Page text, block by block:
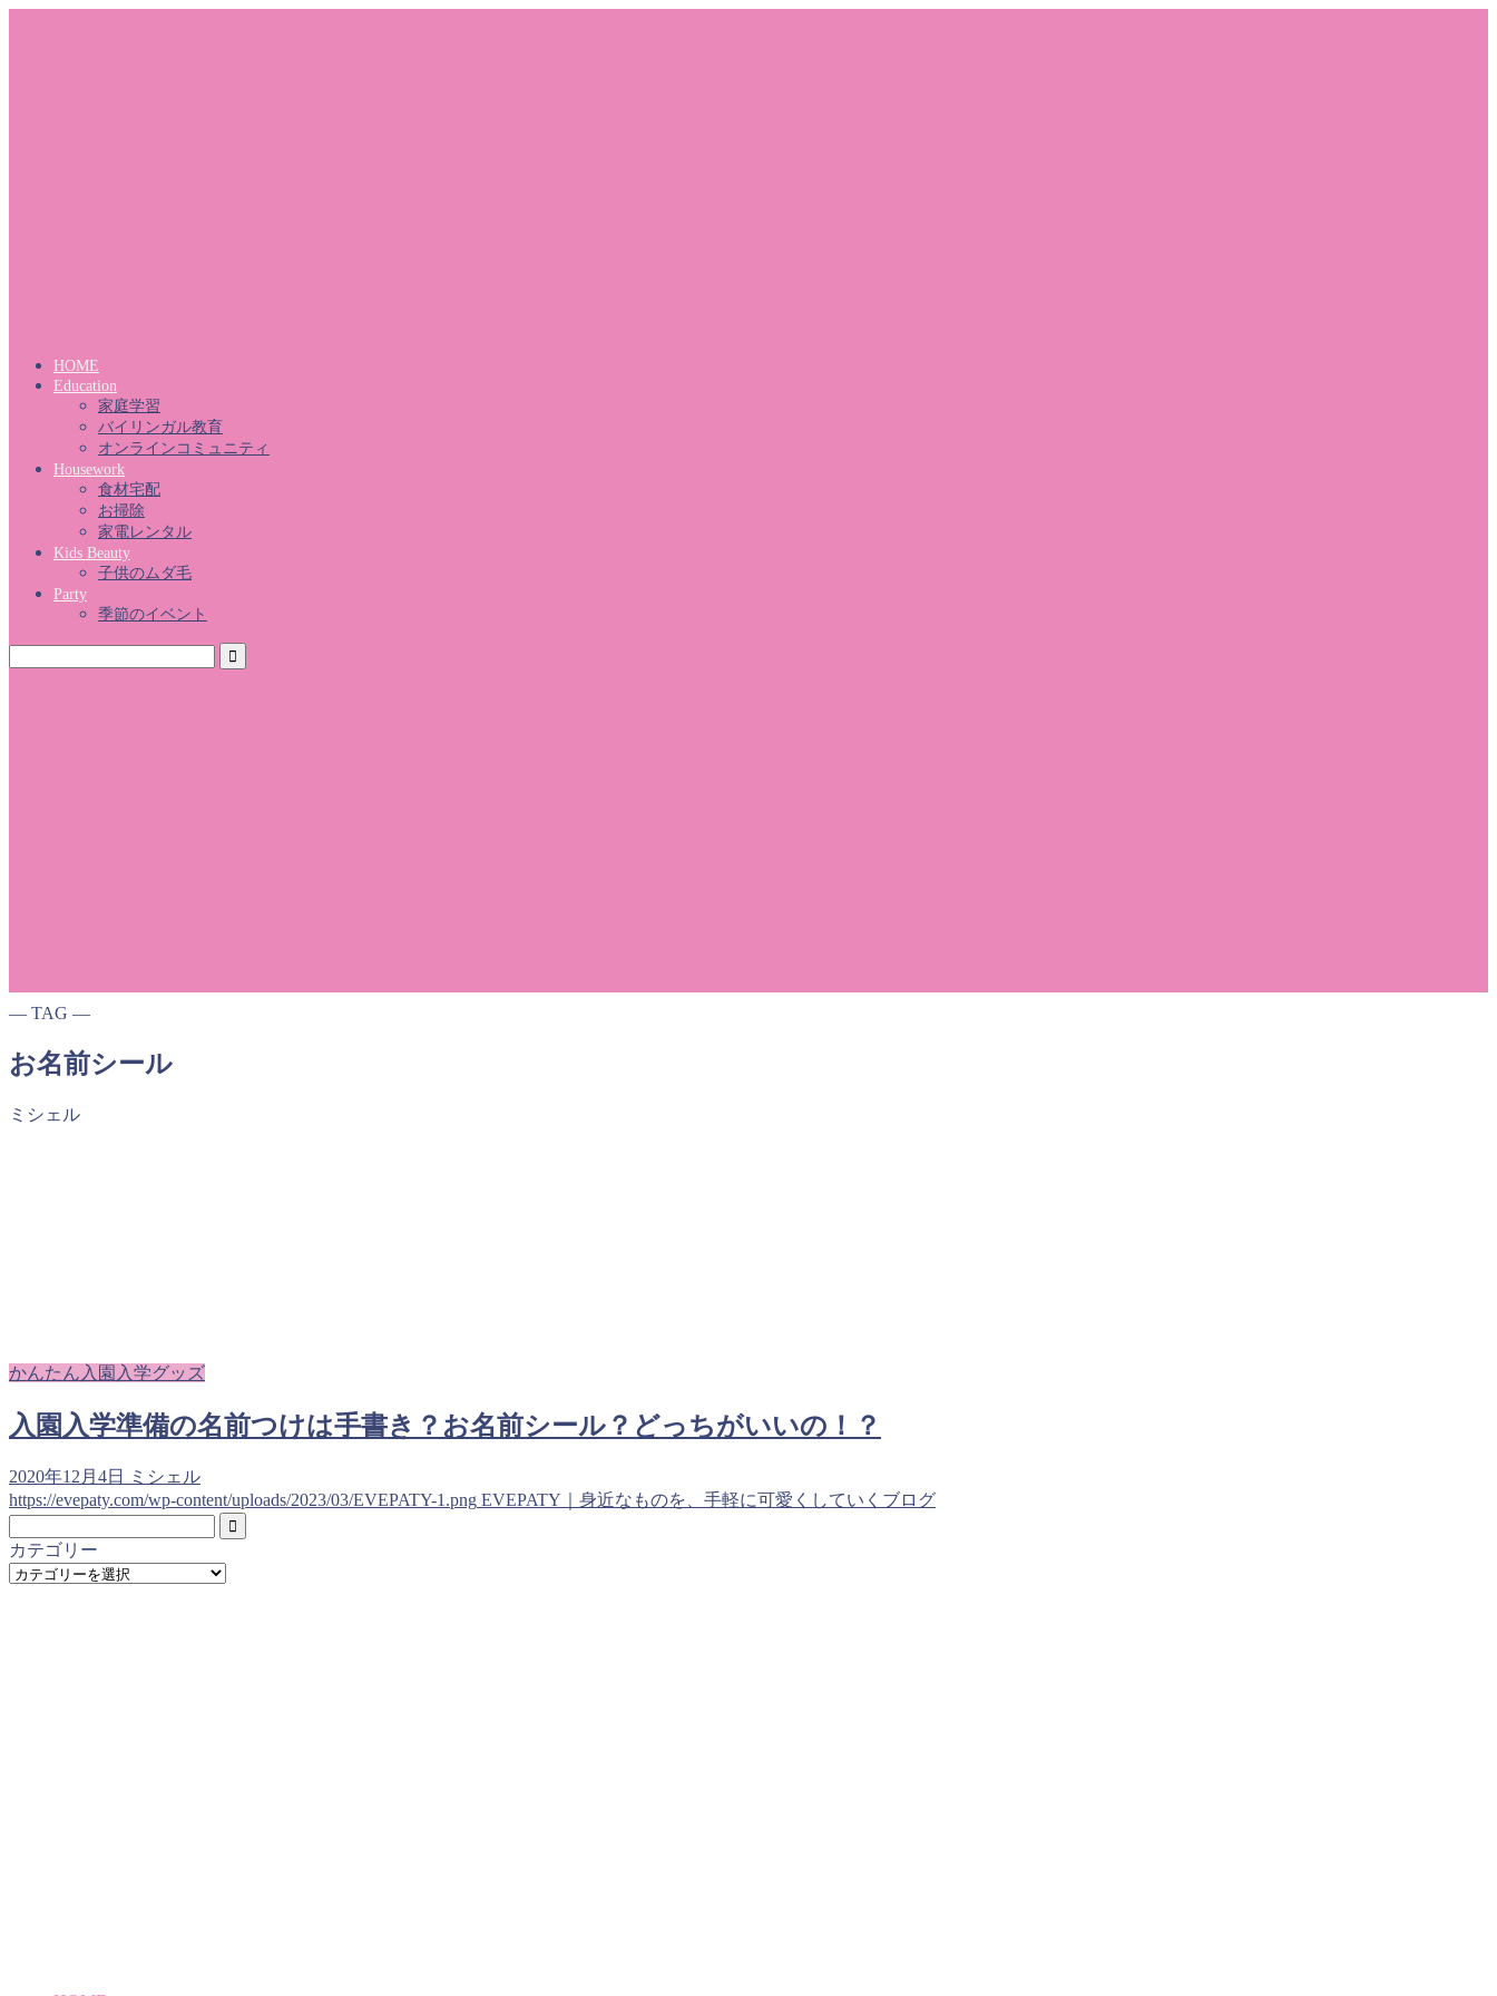
HOME
Education
家庭学習
バイリンガル教育
オンラインコミュニティ
Housework
食材宅配
お掃除
家電レンタル
Kids Beauty
子供のムダ毛
Party
季節のイベント
― TAG ―
お名前シール
ミシェル
かんたん入園入学グッズ
入園入学準備の名前つけは手書き？お名前シール？どっちがいいの！？
2020年12月4日
ミシェル
https://evepaty.com/wp-content/uploads/2023/03/EVEPATY-1.png EVEPATY｜身近なものを、手軽に可愛くしていくブログ
カテゴリー
カ